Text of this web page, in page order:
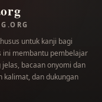
untuk kanji bagi
ini membantu pembelajar
bacaan onyomi dan
kalimat, dan dukungan